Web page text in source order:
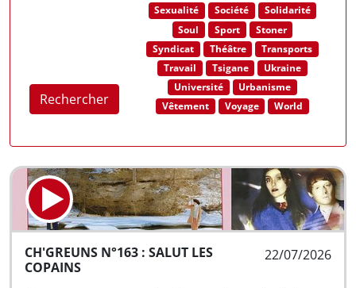
Rechercher
Sexualité
Société
Solidarité
Soul
Sport
Stoner
Syndicat
Théâtre
Transports
Travail
Tsigane
Ukraine
Université
Urbanisme
Vêtement
Voyage World
22/07/2026
CH'GREUNS N°163 : SALUT LES
COPAINS